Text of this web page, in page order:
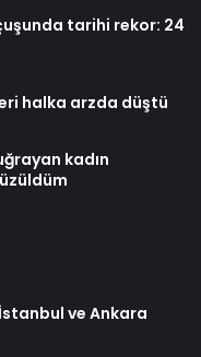
tarihi rekor: 24
halka arzda düştü
kadın
ve Ankara